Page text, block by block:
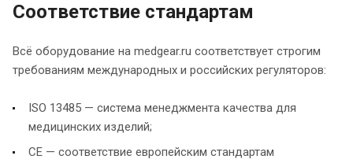
Соответствие стандартам
Всё оборудование на medgear.ru соответствует строгим
требованиям международных и российских регуляторов:
ISO 13485 — система менеджмента качества для
медицинских изделий;
CE — соответствие европейским стандартам